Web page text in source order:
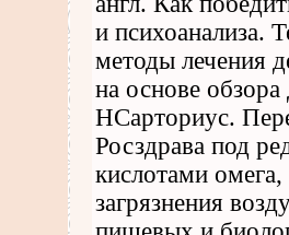
и психоанализа.
методы лечения
на основе
НСарториус.
Росздрава под
кислотами
загрязнения